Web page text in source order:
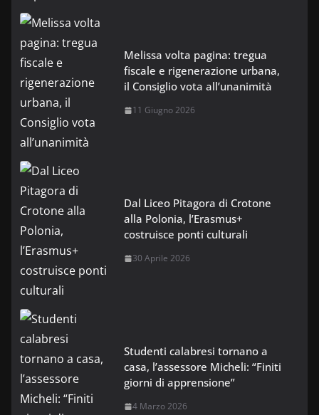
Melissa volta pagina: tregua
fiscale e rigenerazione urbana,
il Consiglio vota all’unanimità
11 Giugno 2026
Dal Liceo Pitagora di Crotone
alla Polonia, l’Erasmus+
costruisce ponti culturali
30 Aprile 2026
Studenti calabresi tornano a
casa, l’assessore Micheli: “Finiti
giorni di apprensione”
4 Marzo 2026